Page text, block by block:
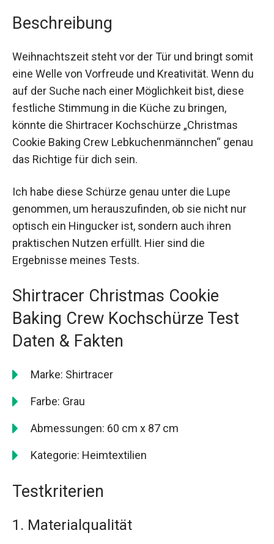
Beschreibung
Weihnachtszeit steht vor der Tür und bringt somit
eine Welle von Vorfreude und Kreativität. Wenn du
auf der Suche nach einer Möglichkeit bist, diese
festliche Stimmung in die Küche zu bringen,
könnte die Shirtracer Kochschürze „Christmas
Cookie Baking Crew Lebkuchenmännchen“ genau
das Richtige für dich sein.
Ich habe diese Schürze genau unter die Lupe
genommen, um herauszufinden, ob sie nicht nur
optisch ein Hingucker ist, sondern auch ihren
praktischen Nutzen erfüllt. Hier sind die
Ergebnisse meines Tests.
Shirtracer Christmas Cookie
Baking Crew Kochschürze Test
Daten & Fakten
Marke: Shirtracer
Farbe: Grau
Abmessungen: 60 cm x 87 cm
Kategorie: Heimtextilien
Testkriterien
1. Materialqualität